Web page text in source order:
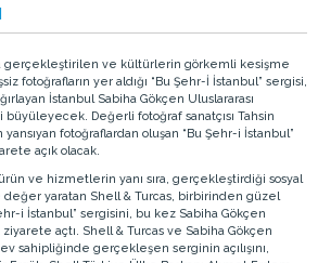
gerçekleştirilen ve kültürlerin görkemli kesişme
fotoğrafların yer aldığı “Bu Şehr-İ İstanbul” sergisi,
İstanbul Sabiha Gökçen Uluslararası
büyüleyecek. Değerli fotoğraf sanatçısı Tahsin
fotoğraflardan oluşan “Bu Şehr-i İstanbul”
açık olacak.
ve hizmetlerin yanı sıra, gerçekleştirdiği sosyal
yaratan Shell & Turcas, birbirinden güzel
i İstanbul” sergisini, bu kez Sabiha Gökçen
ziyarete açtı. Shell & Turcas ve Sabiha Gökçen
ev sahipliğinde gerçekleşen serginin açılışını,